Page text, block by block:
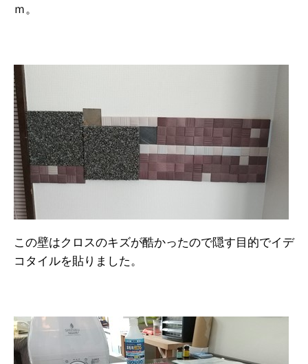
ｍ。
この壁はクロスのキズが酷かったので隠す目的でイデ
コタイルを貼りました。